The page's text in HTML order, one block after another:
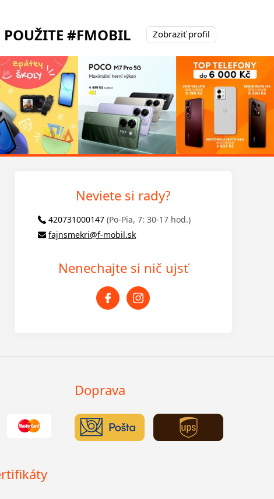
POUŽITE #FMOBIL Zobraziť profil
Neviete si rady?
420731000147 (Po-Pia, 7: 30-17 hod.)
fajnsmekri@f-mobil.sk
Nenechajte si nič ujsť
Doprava